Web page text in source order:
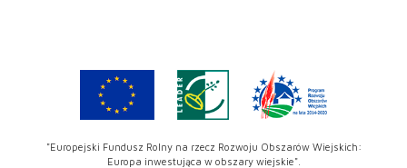
"Europejski Fundusz Rolny na rzecz Rozwoju Obszarów Wiejskich:
Europa inwestująca w obszary wiejskie".